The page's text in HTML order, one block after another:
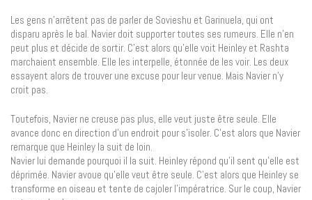
Les gens n’arrêtent pas de parler de Sovieshu et Garinuela, qui ont
disparu après le bal. Navier doit supporter toutes ses rumeurs. Elle n’en
peut plus et décide de sortir. C’est alors qu’elle voit Heinley et Rashta
marchaient ensemble. Elle les interpelle, étonnée de les voir. Les deux
essayent alors de trouver une excuse pour leur venue. Mais Navier n’y
croit pas.
Toutefois, Navier ne creuse pas plus, elle veut juste être seule. Elle
avance donc en direction d’un endroit pour s’isoler. C’est alors que Navier
remarque que Heinley la suit de loin.
Navier lui demande pourquoi il la suit. Heinley répond qu’il sent qu’elle est
déprimée. Navier avoue qu’elle veut être seule. C’est alors que Heinley se
transforme en oiseau et tente de cajoler l’impératrice. Sur le coup, Navier